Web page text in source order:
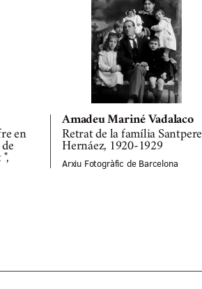
en
Amadeu Mariné Vadalaco
Retrat de la família Santpere
Hernáez, 1920-1929
Arxiu Fotogràfic de Barcelona